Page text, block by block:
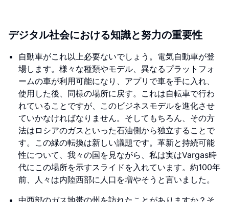
デジタル社会における知識と努力の重要性
自動車がこれ以上必要ないでしょう。電気自動車が登
場します。様々な種類やモデル、異なるプラットフォ
ームの車が利用可能になり、アプリで車を手に入れ、
使用した後、同様の場所に戻す。これは自転車で行わ
れていることですが、このビジネスモデルを進化させ
ていかなければなりません。そしてもちろん、その方
法はロシアのガスといった石油側から独立することで
す。この緑の転換は新しい議題です。革新と持続可能
性について、我々の国を見ながら、私は実はVargas時
代にこの場所を示すスライドを入れています。約100年
前、人々は内陸西部に人口を増やそうと言いました。
中西部のガス地帯の州を訪れたことがありますか？そ